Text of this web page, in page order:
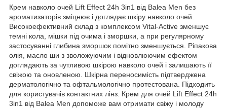
Крем навколо очей Lift Effect 24h 3in1 від Balea Men без
ароматизаторів зміцнює і доглядає шкіру навколо очей.
Високоефективний склад з комплексом Vital-Active зменшує
темні кола, мішки під очима і зморшки, а при регулярному
застосуванні глибина зморшок помітно зменшується. Ріпакова
олія, масло ши з зволожуючим і відновлюючим ефектом
доглядають за чутливою шкірою навколо очей і залишають її
свіжою та оновленою. Шкірна переносимість підтверджена
дерматологічно та офтальмологічно протестована. Підходить
для користувачів контактних лінз. Крем для очей Lift Effect 24h
3in1 від Balea Men допоможе вам отримати свіжу і молоду